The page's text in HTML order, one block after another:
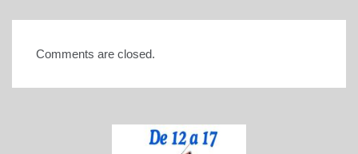
Comments are closed.